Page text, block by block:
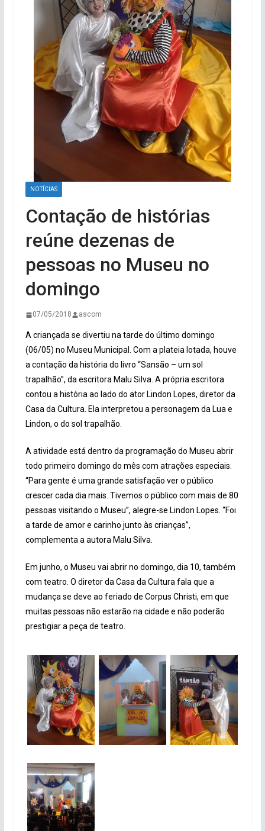
NOTÍCIAS
Contação de histórias
reúne dezenas de
pessoas no Museu no
domingo
07/05/2018 ascom
A criançada se divertiu na tarde do último domingo
(06/05) no Museu Municipal. Com a plateia lotada, houve
a contação da história do livro “Sansão – um sol
trapalhão”, da escritora Malu Silva. A própria escritora
contou a história ao lado do ator Lindon Lopes, diretor da
Casa da Cultura. Ela interpretou a personagem da Lua e
Lindon, o do sol trapalhão.
A atividade está dentro da programação do Museu abrir
todo primeiro domingo do mês com atrações especiais.
“Para gente é uma grande satisfação ver o público
crescer cada dia mais. Tivemos o público com mais de 80
pessoas visitando o Museu”, alegre-se Lindon Lopes. “Foi
a tarde de amor e carinho junto às crianças”,
complementa a autora Malu Silva.
Em junho, o Museu vai abrir no domingo, dia 10, também
com teatro. O diretor da Casa da Cultura fala que a
mudança se deve ao feriado de Corpus Christi, em que
muitas pessoas não estarão na cidade e não poderão
prestigiar a peça de teatro.